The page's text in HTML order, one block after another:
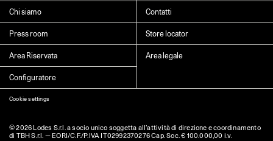
Cliccando su “Invia” dichiaro di aver letto e accettato l’informativa Privacy
Chi siamo Contatti
Press room Store locator
Area Riservata Area legale
Configuratore
Cookie settings
© 2026 Lodes S.r.l. a socio unico soggetta all’attività di direzione e coordinamento
di TBH S.r.l. — EORI/C.F./P.IVA IT02992370276 Cap. Soc. € 100.000,00 i.v.